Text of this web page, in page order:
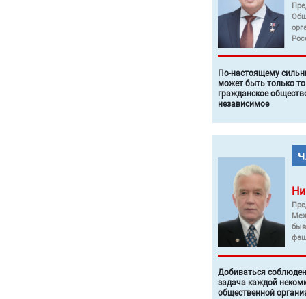
По-настоящему
может быть только
гражданское
независимое
Добиваться
задача каждой
общественной